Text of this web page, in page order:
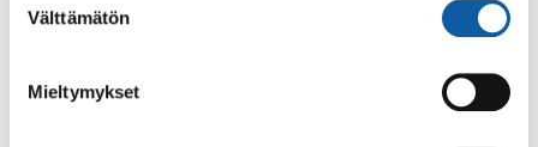
valinta
Välttämätön
Mieltymykset
Paimio-tieto